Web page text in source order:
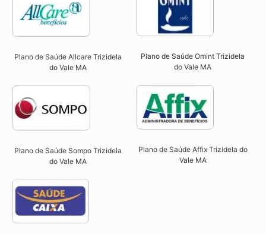
Plano de Saúde Allcare Trizidela
do Vale MA​
Plano de Saúde Omint Trizidela
do Vale MA​
Plano de Saúde Sompo Trizidela
do Vale MA​
Plano de Saúde Affix Trizidela do
Vale MA​